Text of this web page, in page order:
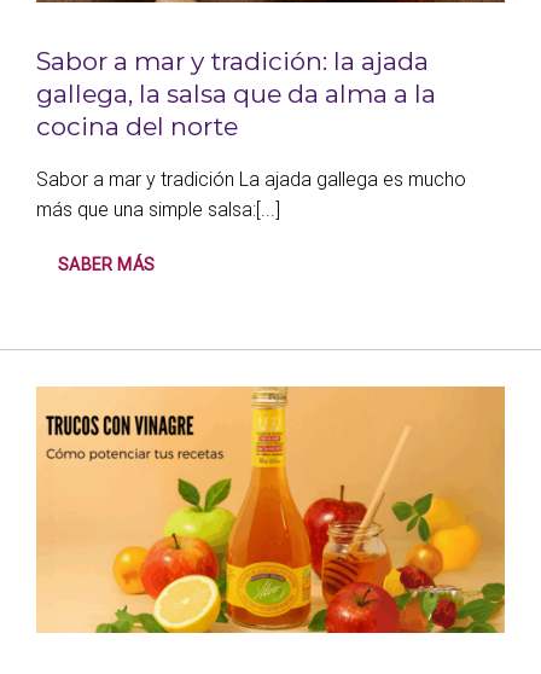
Sabor a mar y tradición: la ajada
gallega, la salsa que da alma a la
cocina del norte
Sabor a mar y tradición La ajada gallega es mucho
más que una simple salsa:[...]
SABER MÁS